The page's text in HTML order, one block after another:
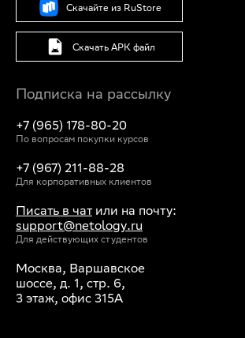
Скачайте из RuStore
Скачать APK файл
Подписка на рассылку
+7 (965) 178-80-20
По вопросам покупки курсов
+7 (967) 211-88-28
Для корпоративных клиентов
Писать в чат или на почту:
support@netology.ru
Для действующих студентов
Москва, Варшавское
шоссе, д. 1, стр. 6,
3 этаж, офис 315А